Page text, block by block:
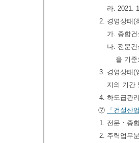
라. 2021.
2. 경영상태(
가. 종합
나. 전문
을 기
3. 경영상태(
지의 기간
4. 하도급관
⑦
「건설산
1. 전문ㆍ종
2. 주력업무